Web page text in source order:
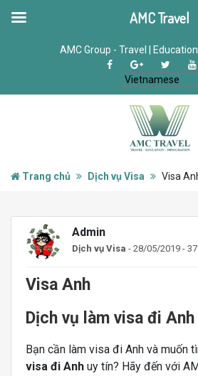
AMC Group - Travel |
Trang chủ Dịch vụ Visa Visa
Admin
Dịch vụ Visa - 28/05/2019 -
Visa Anh
Dịch vụ làm visa đi Anh
Bạn cần làm visa đi Anh và muốn
visa đi Anh uy tín? Hãy đến với
AMC Travel